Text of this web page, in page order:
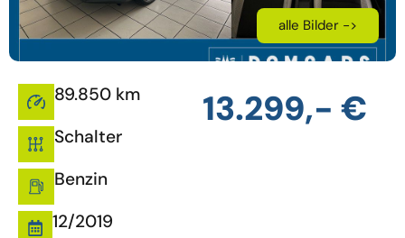
alle Bilder ->
89.850 km
Schalter
Benzin
12/2019
13.299,- €